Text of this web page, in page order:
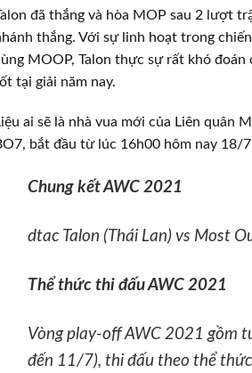
đã thắng và hòa MOP sau 2 lượt
thắng. Với sự linh hoạt trong
MOOP, Talon thực sự rất khó
tại giải năm nay.
ai sẽ là nhà vua mới của Liên quân
bắt đầu từ lúc 16h00 hôm nay 18/
Chung kết AWC 2021
dtac Talon (Thái Lan) vs Most
Thể thức thi đấu AWC 2021
Vòng play-off AWC 2021 gồm
đến 11/7), thi đấu theo thể